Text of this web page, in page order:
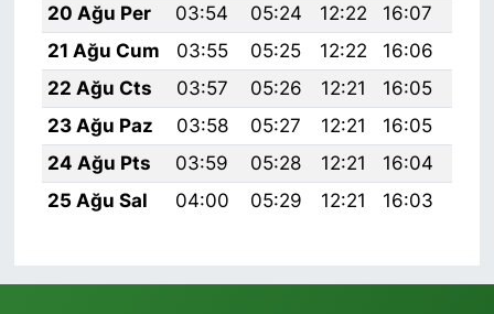
20 Ağu Per
03:54 05:24 12:22 16:07
21 Ağu Cum
03:55 05:25 12:22 16:06
22 Ağu Cts
03:57 05:26 12:21 16:05
23 Ağu Paz
03:58 05:27 12:21 16:05
24 Ağu Pts
03:59 05:28 12:21 16:04
25 Ağu Sal
04:00 05:29 12:21 16:03